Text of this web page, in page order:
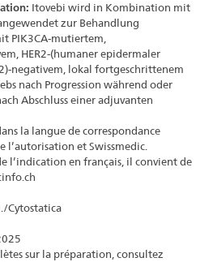
Itovebi wird in Kombination mit
zur Behandlung
PIK3CA-mutiertem,
HER2-(humaner epidermaler
negativem, lokal fortgeschrittenem
nach Progression während oder
Abschluss einer adjuvanten
la langue de correspondance
et Swissmedic.
l’indication en français, il convient de
Cytostatica
sur la préparation, consultez